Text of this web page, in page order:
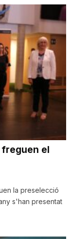
freguen el
la preselecció
s'han presentat